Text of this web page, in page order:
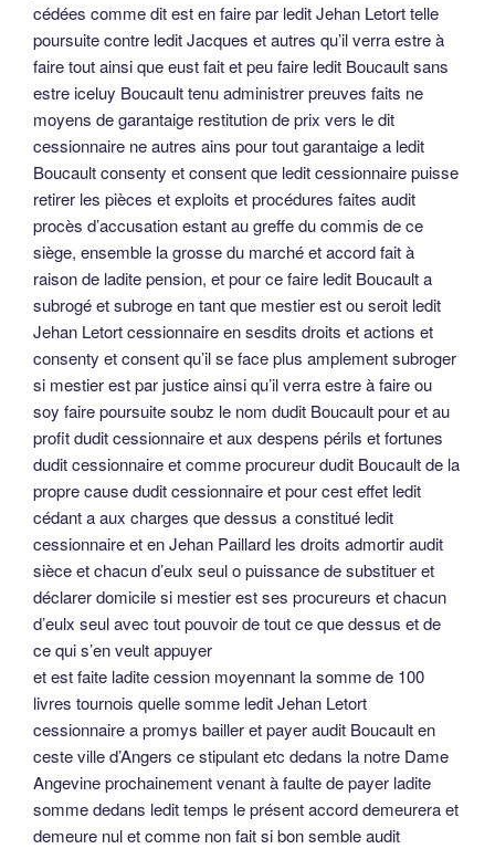
cédées comme dit est en faire par ledit Jehan Letort telle
poursuite contre ledit Jacques et autres qu’il verra estre à
faire tout ainsi que eust fait et peu faire ledit Boucault sans
estre iceluy Boucault tenu administrer preuves faits ne
moyens de garantaige restitution de prix vers le dit
cessionnaire ne autres ains pour tout garantaige a ledit
Boucault consenty et consent que ledit cessionnaire puisse
retirer les pièces et exploits et procédures faites audit
procès d’accusation estant au greffe du commis de ce
siège, ensemble la grosse du marché et accord fait à
raison de ladite pension, et pour ce faire ledit Boucault a
subrogé et subroge en tant que mestier est ou seroit ledit
Jehan Letort cessionnaire en sesdits droits et actions et
consenty et consent qu’il se face plus amplement subroger
si mestier est par justice ainsi qu’il verra estre à faire ou
soy faire poursuite soubz le nom dudit Boucault pour et au
profit dudit cessionnaire et aux despens périls et fortunes
dudit cessionnaire et comme procureur dudit Boucault de la
propre cause dudit cessionnaire et pour cest effet ledit
cédant a aux charges que dessus a constitué ledit
cessionnaire et en Jehan Paillard les droits admortir audit
sièce et chacun d’eulx seul o puissance de substituer et
déclarer domicile si mestier est ses procureurs et chacun
d’eulx seul avec tout pouvoir de tout ce que dessus et de
ce qui s’en veult appuyer
et est faite ladite cession moyennant la somme de 100
livres tournois quelle somme ledit Jehan Letort
cessionnaire a promys bailler et payer audit Boucault en
ceste ville d’Angers ce stipulant etc dedans la notre Dame
Angevine prochainement venant à faulte de payer ladite
somme dedans ledit temps le présent accord demeurera et
demeure nul et comme non fait si bon semble audit